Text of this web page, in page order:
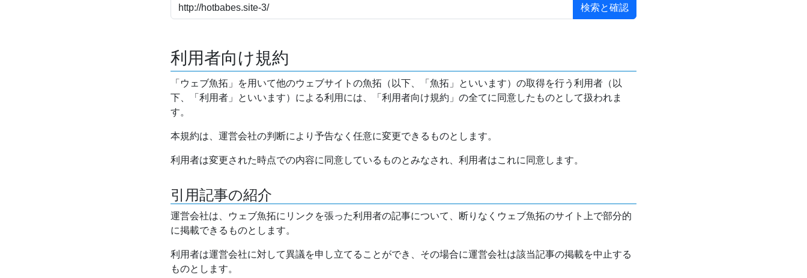
利用者向け規約
「ウェブ魚拓」を用いて他のウェブサイトの魚拓（以下、「魚拓」といいます）の取得を行う利用者（以
下、「利用者」といいます）による利用には、「利用者向け規約」の全てに同意したものとして扱われま
す。
本規約は、運営会社の判断により予告なく任意に変更できるものとします。
利用者は変更された時点での内容に同意しているものとみなされ、利用者はこれに同意します。
引用記事の紹介
運営会社は、ウェブ魚拓にリンクを張った利用者の記事について、断りなくウェブ魚拓のサイト上で部分的
に掲載できるものとします。
利用者は運営会社に対して異議を申し立てることができ、その場合に運営会社は該当記事の掲載を中止する
ものとします。